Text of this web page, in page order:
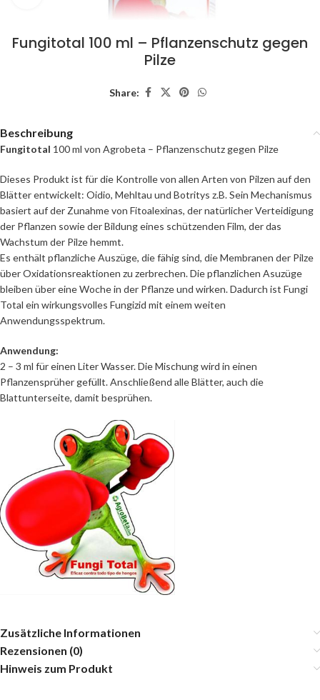
Fungitotal 100 ml – Pflanzenschutz gegen
Pilze
Share:
Beschreibung
Fungitotal 100 ml von Agrobeta – Pflanzenschutz gegen Pilze
Dieses Produkt ist für die Kontrolle von allen Arten von Pilzen auf den
Blätter entwickelt: Oidio, Mehltau und Botritys z.B. Sein Mechanismus
basiert auf der Zunahme von Fitoalexinas, der natürlicher Verteidigung
der Pflanzen sowie der Bildung eines schützenden Film, der das
Wachstum der Pilze hemmt.
Es enthält pflanzliche Auszüge, die fähig sind, die Membranen der Pilze
über Oxidationsreaktionen zu zerbrechen. Die pflanzlichen Asuzüge
bleiben über eine Woche in der Pflanze und wirken. Dadurch ist Fungi
Total ein wirkungsvolles Fungizid mit einem weiten
Anwendungsspektrum.
Anwendung:
2 – 3 ml für einen Liter Wasser. Die Mischung wird in einen
Pflanzensprüher gefüllt. Anschließend alle Blätter, auch die
Blattunterseite, damit besprühen.
Zusätzliche Informationen
Rezensionen (0)
Hinweis zum Produkt